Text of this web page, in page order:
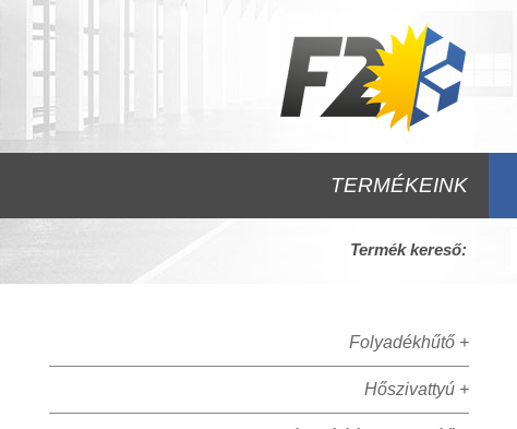
TERMÉKEINK
Termék kereső:
Folyadékhűtő +
Hőszivattyú +